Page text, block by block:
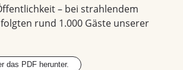
– bei strahlendem
rund 1.000 Gäste unserer
das PDF herunter.